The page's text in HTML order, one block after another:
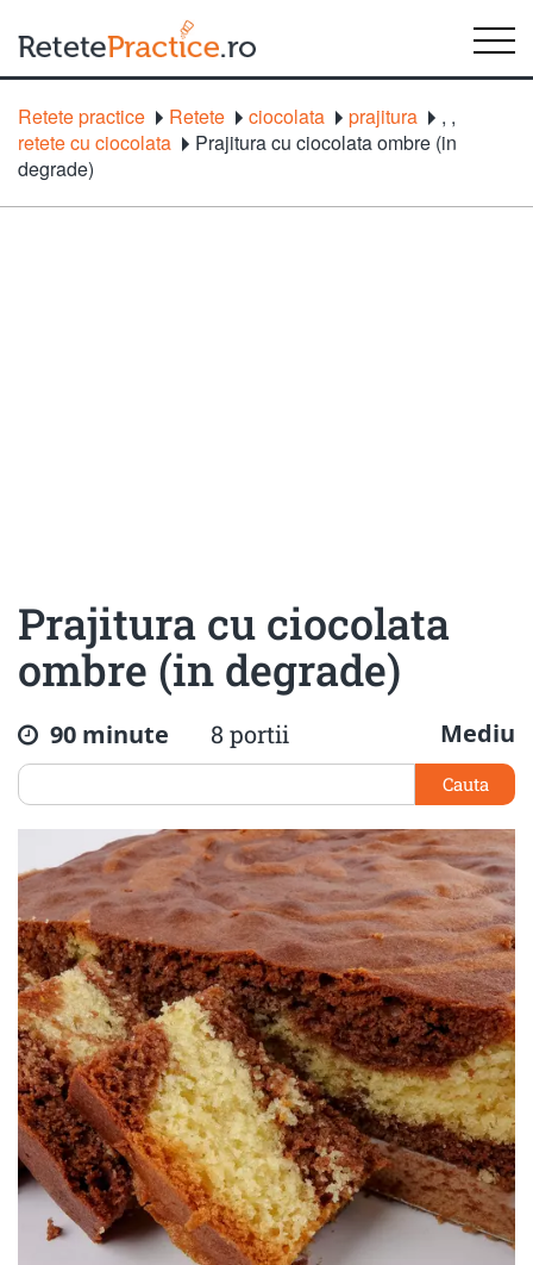
Retete practice Retete ciocolata ,
prajitura
,
retete cu ciocolata
Prajitura cu ciocolata ombre (in
degrade)
Prajitura cu ciocolata
ombre (in degrade)
90 minute 8 portii Mediu
Cauta